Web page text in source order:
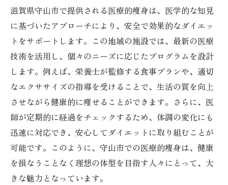
滋賀県守山市で提供される医療的痩身は、医学的な知見
に基づいたアプローチにより、安全で効果的なダイエッ
トをサポートします。この地域の施設では、最新の医療
技術を活用し、個々のニーズに応じたプログラムを設計
します。例えば、栄養士が監修する食事プランや、適切
なエクササイズの指導を受けることで、生活の質を向上
させながら健康的に痩せることができます。さらに、医
師が定期的に経過をチェックするため、体調の変化にも
迅速に対応でき、安心してダイエットに取り組むことが
可能です。このように、守山市での医療的痩身は、健康
を損なうことなく理想の体型を目指す人々にとって、大
きな魅力となっています。